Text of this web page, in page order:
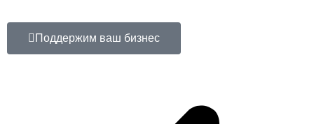
Поддержим ваш бизнес